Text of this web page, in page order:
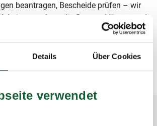
Details Über Cookies
verwendet
beantragen, Bescheide prüfen – wir
rund um die Steuererklärung und
mehr erfahren
mehr erfahren